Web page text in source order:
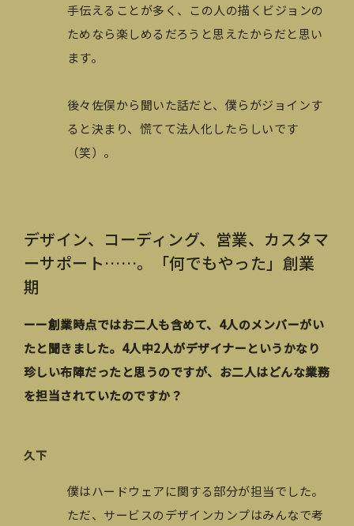
手伝えることが多く、この人の描くビジョンの
ためなら楽しめるだろうと思えたからだと思い
ます。
後々佐俣から聞いた話だと、僕らがジョインす
ると決まり、慌てて法人化したらしいです
（笑）。
デザイン、コーディング、営業、カスタマ
ーサポート……。「何でもやった」創業
期
ーー創業時点ではお二人も含めて、4人のメンバーがい
たと聞きました。4人中2人がデザイナーというかなり
珍しい布陣だったと思うのですが、お二人はどんな業務
を担当されていたのですか？
久下
僕はハードウェアに関する部分が担当でした。
ただ、サービスのデザインカンプはみんなで考